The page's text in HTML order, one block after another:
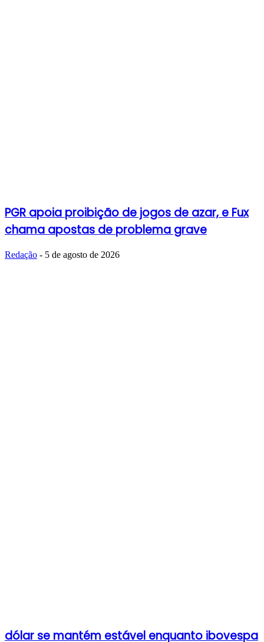
PGR apoia proibição de jogos de azar, e Fux
chama apostas de problema grave
Redação - 5 de agosto de 2026
dólar se mantém estável enquanto ibovespa